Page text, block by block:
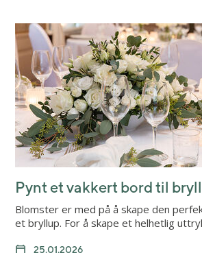
Pynt et vakkert bord til
Blomster er med på å skape den
et bryllup. For å skape et helhetlig
25.01.2026